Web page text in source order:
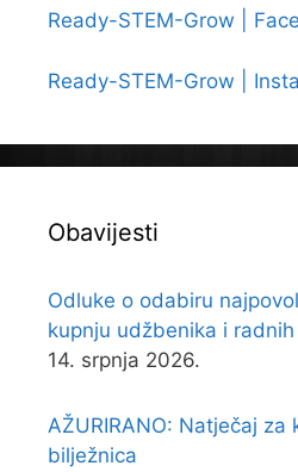
Ready-STEM-Grow |
Ready-STEM-Grow |
Obavijesti
Odluke o odabiru
kupnju udžbenika i
14. srpnja 2026.
AŽURIRANO: Natječaj za
bilježnica